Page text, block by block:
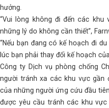
hưởng.
“Vui lòng không đi đến các
những lý do không cần thiết”,
“Nếu bạn đang có kế hoạch đi
lúc bạn phải thay đổi kế hoạch
Công ty Dịch vụ phòng chống
người tránh xa các khu vực gần
của những người ứng cứu đầu
được yêu cầu tránh các khu